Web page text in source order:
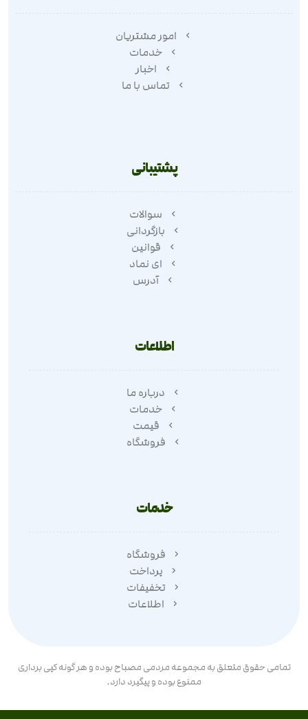
امور مشتریان
خدمات
اخبار
تماس با ما
پشتیبانی
سوالات
بازگردانی
قوانین
ای نماد
آدرس
اطلاعات
درباره ما
خدمات
قیمت
فروشگاه
خدمات
فروشگاه
پرداخت
تخفیفات
اطلاعات
تمامی حقوق متعلق به مجموعه مردمی مصباح بوده و هر گونه کپی برداری
ممنوع بوده و پیگیرد دارد.